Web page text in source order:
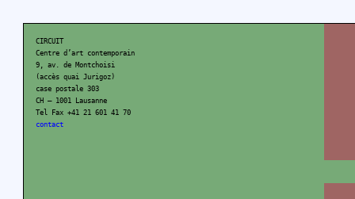
CIRCUIT
Centre d’art contemporain
9, av. de Montchoisi
(accès quai Jurigoz)
case postale 303
CH – 1001 Lausanne
Tel Fax +41 21 601 41 70
contact